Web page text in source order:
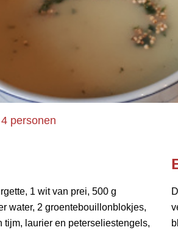
4 personen
1 wit van prei, 500 g
water, 2 groentebouillonblokjes,
tijm, laurier en peterseliestengels,